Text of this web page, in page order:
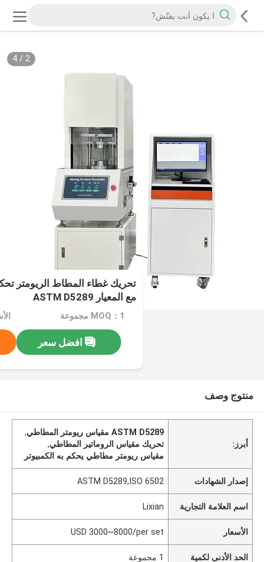
2
/
4
تحريك غطاء المطاط الريومتر
مع المعيار ASTM D5289
MOQ：1 مجموعة
افضل سعر
منتوج وصف
أبرز:
ASTM D5289 مقياس ريومتر المطاطي
,
تحريك مقياس الروماتير المطاطي,
مقياس ريومتر مطاطي يحكم به الكمبيوتر
إصدار الشهادات ASTM D5289,ISO 6502
اسم العلامة التجارية Lixian
الأسعار USD 3000~8000/per set
الحد الأدنى لكمية 1 مجموعة